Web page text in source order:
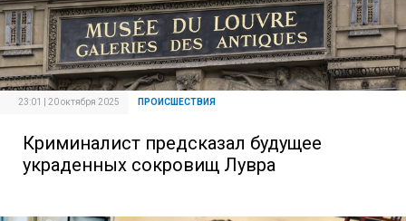
23:01 | 20 октября 2025 ПРОИСШЕСТВИЯ
Криминалист предсказал будущее
украденных сокровищ Лувра